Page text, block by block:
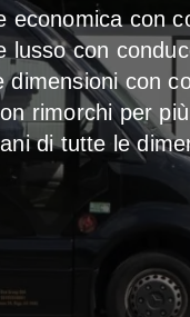
economica con
lusso con
dimensioni con
rimorchi per
di tutte le